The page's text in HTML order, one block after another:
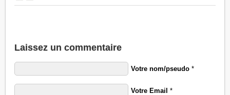
Laissez un commentaire
Votre nom/pseudo *
Votre Email *